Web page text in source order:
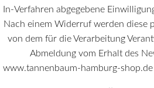
In-Verfahren abgegebene
Nach einem Widerruf werden diese
von dem für die Verarbeitung
Abmeldung vom Erhalt des
www.tannenbaum-hamburg-